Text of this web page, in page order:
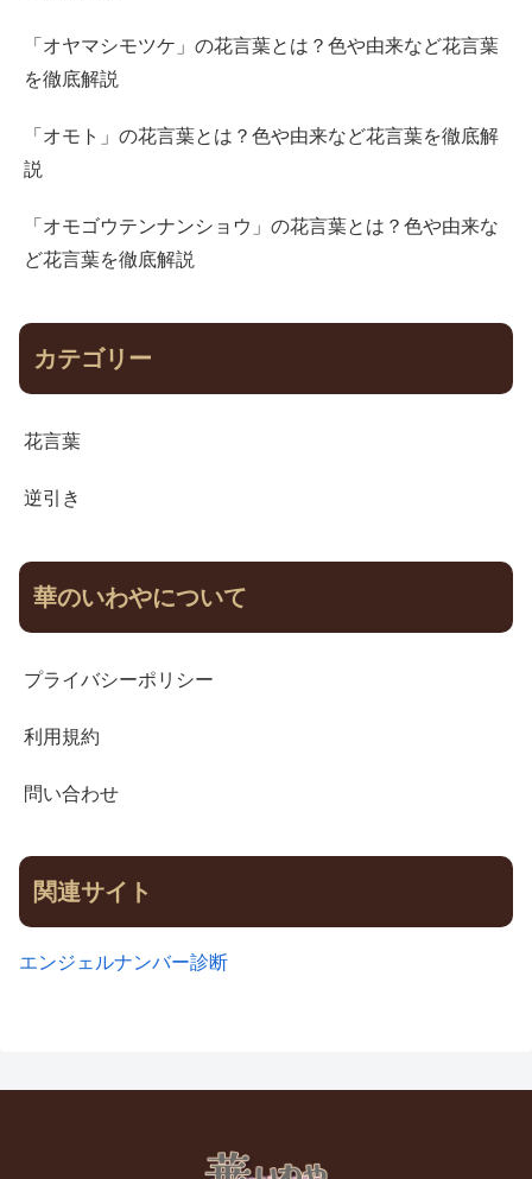
「オヤマシモツケ」の花言葉とは？色や由来など花言葉
を徹底解説
「オモト」の花言葉とは？色や由来など花言葉を徹底解
説
「オモゴウテンナンショウ」の花言葉とは？色や由来な
ど花言葉を徹底解説
カテゴリー
花言葉
逆引き
華のいわやについて
プライバシーポリシー
利用規約
問い合わせ
関連サイト
エンジェルナンバー診断